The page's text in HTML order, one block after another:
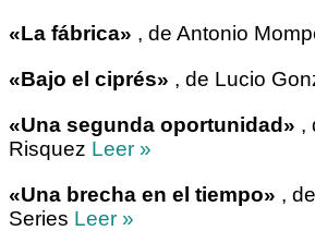
«La fábrica» , de Antonio
«Bajo el ciprés» , de Lucio
«Una segunda oportunidad» ,
Risquez Leer »
«Una brecha en el tiempo» ,
Series Leer »